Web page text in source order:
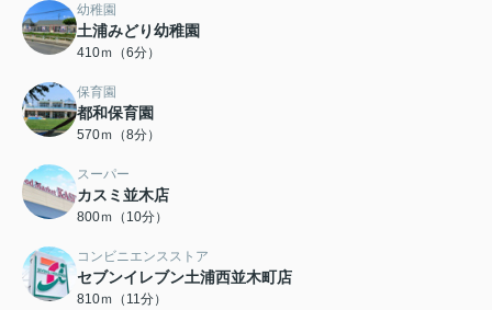
幼稚園
土浦みどり幼稚園
410ｍ（6分）
保育園
都和保育園
570ｍ（8分）
スーパー
カスミ並木店
800ｍ（10分）
コンビニエンスストア
セブンイレブン土浦西並木町店
810ｍ（11分）